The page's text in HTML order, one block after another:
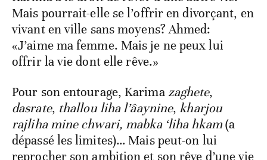
Mais pourrait-elle se l’offrir en divorçant, en
vivant en ville sans moyens? Ahmed:
«J’aime ma femme. Mais je ne peux lui
offrir la vie dont elle rêve.»
Pour son entourage, Karima zaghete,
dasrate, thallou liha l’âaynine, kharjou
rajliha mine chwari, mabka ‘liha hkam(a
dépassé les limites)… Mais peut-on lui
reprocher son ambition et son rêve d’une vie